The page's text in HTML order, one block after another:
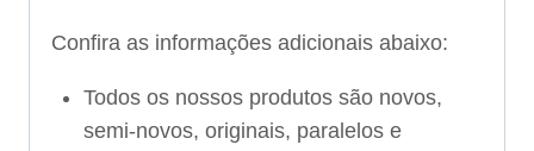
Confira as informações adicionais abaixo:
Todos os nossos produtos são novos,
semi-novos, originais, paralelos e